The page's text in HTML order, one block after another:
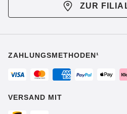
ZUR
ZAHLUNGSMETHODEN¹
VERSAND MIT